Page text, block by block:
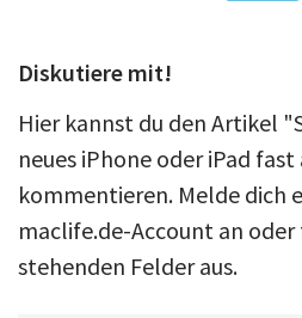
Diskutiere mit!
Hier kannst du den Artikel
neues iPhone oder iPad
kommentieren. Melde dich
maclife.de-Account an
stehenden Felder aus.